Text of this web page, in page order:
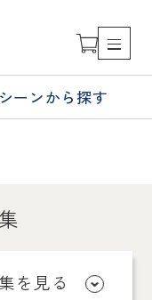
シーンから探す
を見る